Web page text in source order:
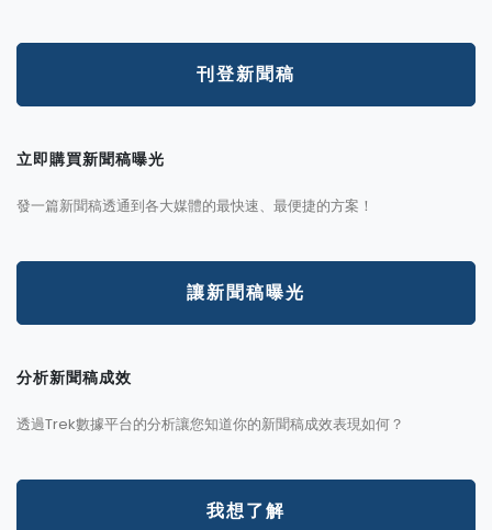
刊登新聞稿
立即購買新聞稿曝光
發一篇新聞稿透通到各大媒體的最快速、最便捷的方案！
讓新聞稿曝光
分析新聞稿成效
透過Trek數據平台的分析讓您知道你的新聞稿成效表現如何？
我想了解